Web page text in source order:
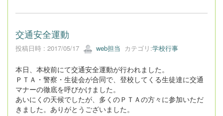
交通安全運動
投稿日時 : 2017/05/17 web担当 カテゴリ:学校行事
本日、本校前にて交通安全運動が行われました。
ＰＴＡ・警察・生徒会が合同で、登校してくる生徒達に交通
マナーの徹底を呼びかけました。
あいにくの天候でしたが、多くのＰＴＡの方々に参加いただ
きました。ありがとうございました。